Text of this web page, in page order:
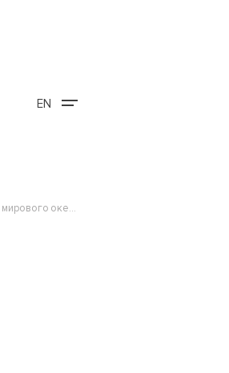
EN
В Международном трибунале по морскому праву завершились публичные слушания об обязательствах государств по защите мирового океана в свете климатического кризиса